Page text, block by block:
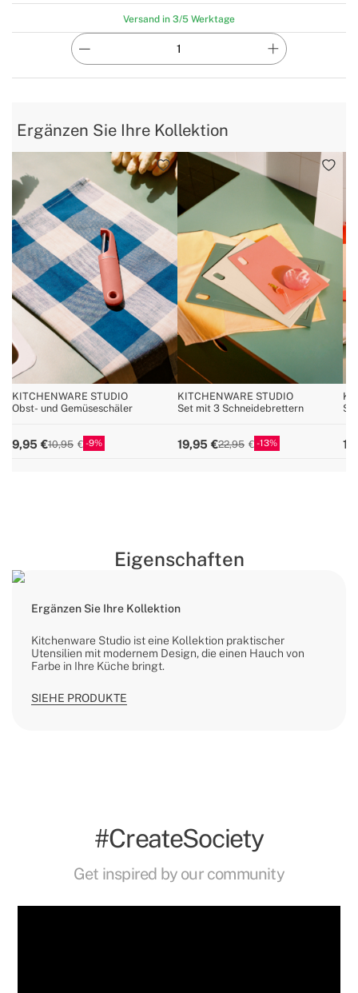
Versand in 3/5 Werktage
Ergänzen Sie Ihre Kollektion
KITCHENWARE STUDIO
Obst- und Gemüseschäler
9,95 10,95 9
KITCHENWARE STUDIO
Set mit 3 Schneidebrettern
19,95 22,95 13
Eigenschaften
Ergänzen Sie Ihre Kollektion
Kitchenware Studio ist eine Kollektion praktischer
Utensilien mit modernem Design, die einen Hauch von
Farbe in Ihre Küche bringt.
SIEHE PRODUKTE
#CreateSociety
Get inspired by our community